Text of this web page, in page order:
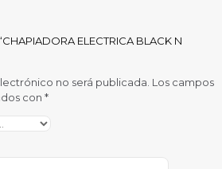
ELECTRICA BLACK N
no será publicada. Los campos
con *